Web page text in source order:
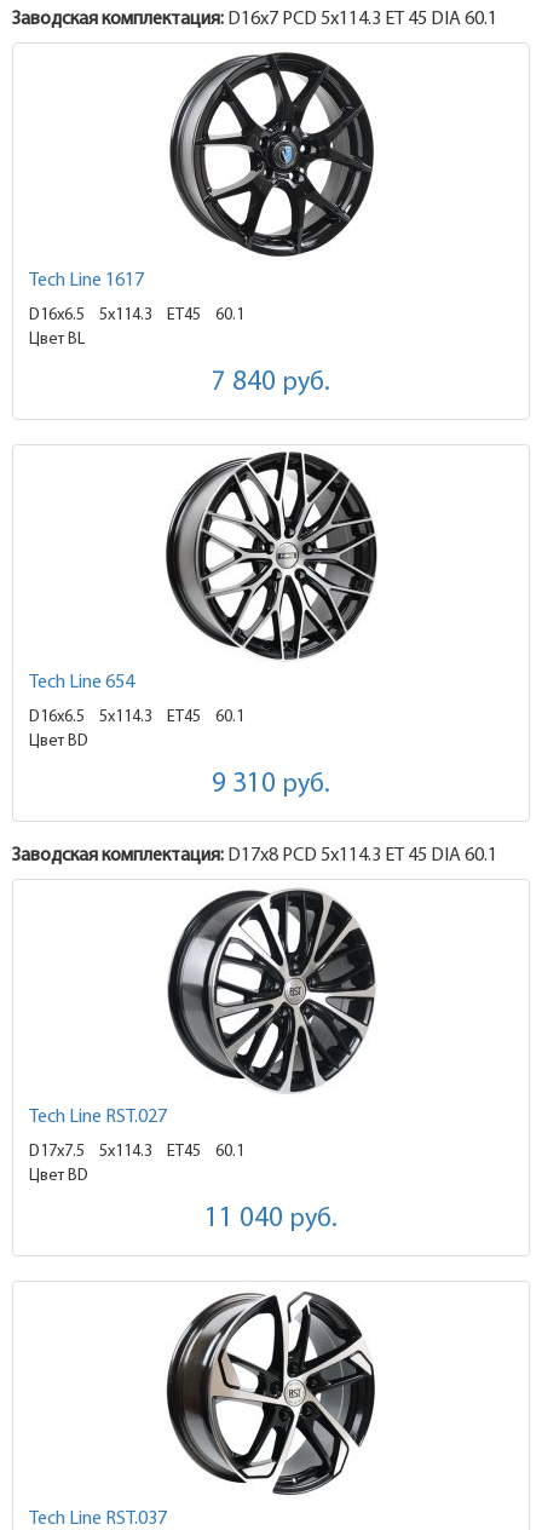
Заводская комплектация: D16x7 PCD 5x114.3 ET 45 DIA 60.1
Tech Line 1617
D16x6.5 5x114.3 ET45
60.1
Цвет BL
7 840 руб.
Tech Line 654
D16x6.5 5x114.3 ET45
60.1
Цвет BD
9 310 руб.
Заводская комплектация: D17x8 PCD 5x114.3 ET 45 DIA 60.1
Tech Line RST.027
D17x7.5 5x114.3 ET45
60.1
Цвет BD
11 040 руб.
Tech Line RST.037